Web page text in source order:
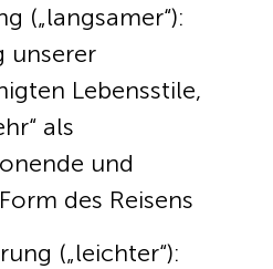
(„langsamer“):
unserer
Lebensstile,
als
und
des Reisens
(„leichter“):